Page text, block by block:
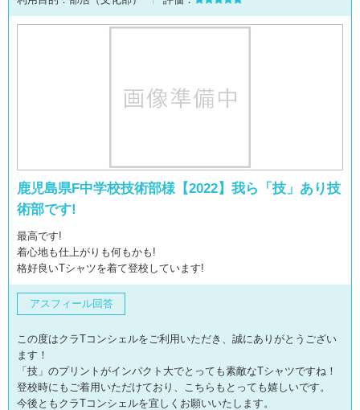
鹿児島県F中学校技術部様【2022】我ら「技」あり技
術部です!
最高です!
着心地も仕上がりも何もかも!
格好良いTシャツを着て登校しています!
アスフィール回答
この度はクラTコンシェルをご利用いただき、誠にありがとうござい
ます！
「技」のプリントがインパクト大でとっても素敵なTシャツですね！
登校時にもご着用いただけており、こちらもとっても嬉しいです。
今後ともクラTコンシェルを宜しくお願いいたします。